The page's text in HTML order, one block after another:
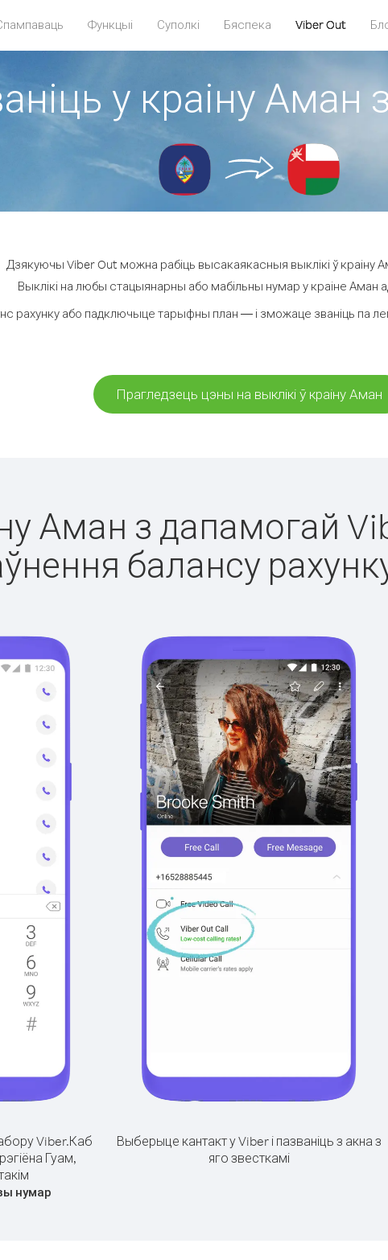
Функцыі Суполкі Бяспека Viber Out
у краіну Аман
Дзякуючы Viber Out можна рабіць высакаякасныя выклікі ў краіну
Выклікі на любы стацыянарны або мабільны нумар у краіне Аман ад
рахунку або падключыце тарыфны план — і зможаце званіць па
Прагледзець цэны на выклікі ў краіну Аман
Аман з дапамогай
балансу
Viber.Каб
Гуам,
нумар
Выберыце кантакт у Viber і пазваніць з акна з
яго звесткамі